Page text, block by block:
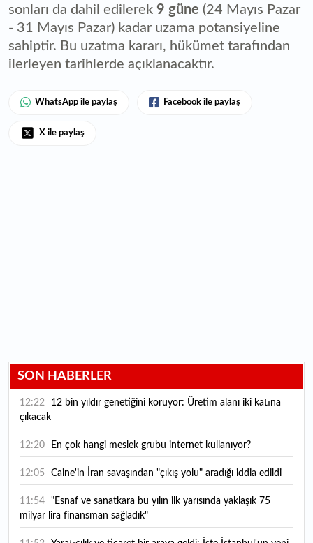
sonları da dahil edilerek 9 güne (24 Mayıs Pazar
- 31 Mayıs Pazar) kadar uzama potansiyeline
sahiptir. Bu uzatma kararı, hükümet tarafından
ilerleyen tarihlerde açıklanacaktır.
WhatsApp ile paylaş Facebook ile paylaş
X ile paylaş
SON HABERLER
12:22
çıkacak
12:20 En çok hangi meslek grubu internet kullanıyor?
12:05 Caine'in İran savaşından "çıkış yolu" aradığı iddia edildi
11:54
milyar lira finansman sağladık"